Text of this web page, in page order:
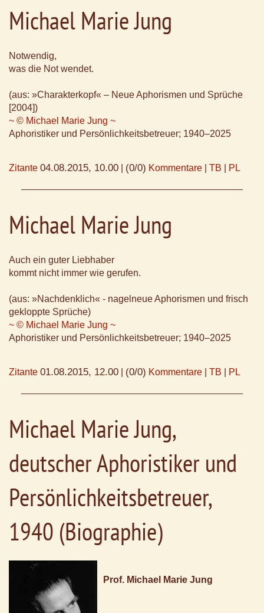
Michael Marie Jung
Notwendig,
was die Not wendet.
(aus: »Charakterkopf« – Neue Aphorismen und Sprüche
[2004])
~ © Michael Marie Jung ~
Aphoristiker und Persönlichkeitsbetreuer; 1940–2025
Zitante 04.08.2015, 10.00 (0/0) Kommentare TB PL
Michael Marie Jung
Auch ein guter Liebhaber
kommt nicht immer wie gerufen.
(aus: »Nachdenklich« - nagelneue Aphorismen und frisch
gekloppte Sprüche)
~ © Michael Marie Jung ~
Aphoristiker und Persönlichkeitsbetreuer; 1940–2025
Zitante 01.08.2015, 12.00 (0/0) Kommentare TB PL
Michael Marie Jung,
deutscher Aphoristiker und
Persönlichkeitsbetreuer,
1940 (Biographie)
Prof. Michael Marie Jung